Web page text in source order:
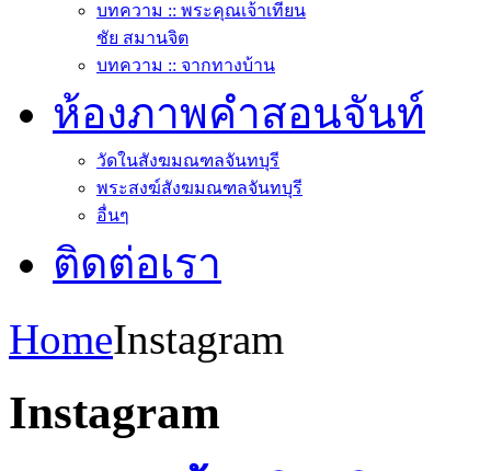
บทความ :: พระคุณเจ้าเทียน
ชัย สมานจิต
บทความ :: จากทางบ้าน
ห้องภาพคำสอนจันท์
วัดในสังฆมณฑลจันทบุรี
พระสงฆ์สังฆมณฑลจันทบุรี
อื่นๆ
ติดต่อเรา
HomeInstagram
Instagram